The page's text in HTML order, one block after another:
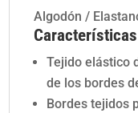
Algodón /
Características
Tejido elástico
de los bordes
Bordes tejidos